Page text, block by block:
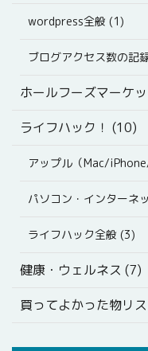
wordpress全般 (1)
ブログアクセス数の記
ホールフーズマーケ
ライフハック！ (10)
アップル（Mac/
パソコン・インターネ
ライフハック全般 (3)
健康・ウェルネス (7)
買ってよかった物リ